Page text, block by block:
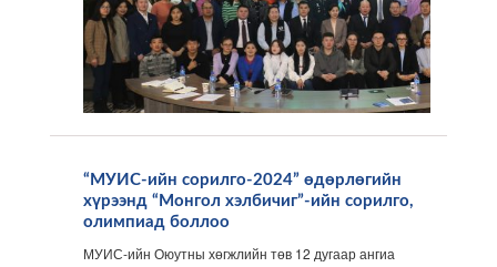
“МУИС-ийн сорилго-2024” өдөрлөгийн
хүрээнд “Монгол хэлбичиг”-ийн сорилго,
олимпиад боллоо
МУИС-ийн Оюутны хөгжлийн төв 12 дугаар ангиа